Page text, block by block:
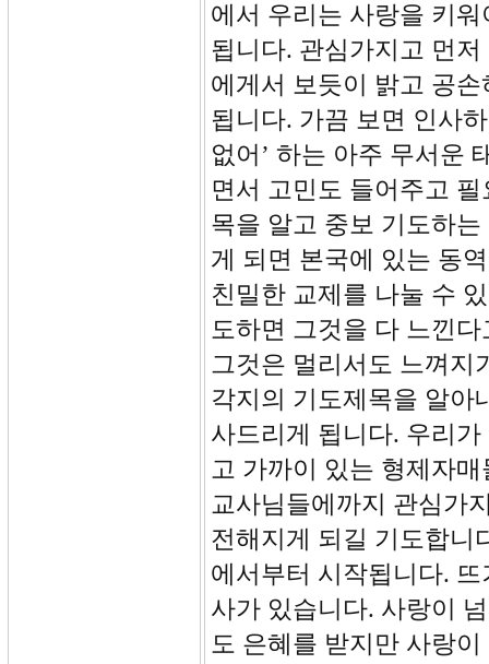
에서 우리는 사랑을 키
됩니다. 관심가지고 먼
에게서 보듯이 밝고 공
됩니다. 가끔 보면 인사
없어’ 하는 아주 무서운
면서 고민도 들어주고
목을 알고 중보 기도하
게 되면 본국에 있는 동
친밀한 교제를 나눌 수
도하면 그것을 다 느낀
그것은 멀리서도 느껴지
각지의 기도제목을 알아
사드리게 됩니다. 우리
고 가까이 있는 형제자
교사님들에까지 관심가
전해지게 되길 기도합니
에서부터 시작됩니다.
사가 있습니다. 사랑이
도 은혜를 받지만 사랑